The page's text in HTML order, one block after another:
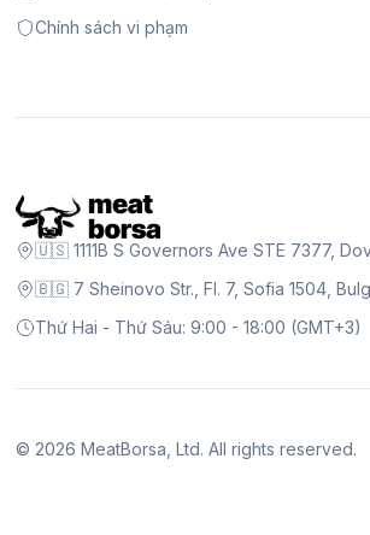
Chính sách vi phạm
🇺🇸 1111B S Governors Ave STE 7377,
🇧🇬 7 Sheinovo Str., Fl. 7, Sofia 1504,
Thứ Hai - Thứ Sáu: 9:00 - 18:00 (GMT+3)
© 2026 MeatBorsa, Ltd. All rights reserved.